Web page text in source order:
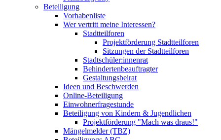
Beteiligung
Vorhabenliste
Wer vertritt meine Interessen?
Stadtteilforen
Projektförderung Stadtteilforen
Sitzungen der Stadtteilforen
Stadtschüler:innenrat
Behindertenbeauftragter
Gestaltungsbeirat
Ideen und Beschwerden
Online-Beteiligung
Einwohnerfragestunde
Beteiligung von Kindern & Jugendlichen
Projektförderung "Mach was draus!"
Mängelmelder (TBZ)